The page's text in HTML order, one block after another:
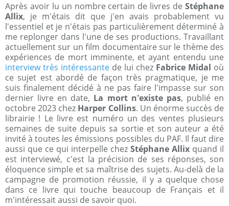
Après avoir lu un nombre certain de livres de Stéphane
Allix, je m'étais dit que j'en avais probablement vu
l'essentiel et je n'étais pas particulièrement déterminé à
me replonger dans l'une de ses productions. Travaillant
actuellement sur un film documentaire sur le thème des
expériences de mort imminente, et ayant entendu une
interview très intéressante de lui chez Fabrice Midal où
ce sujet est abordé de façon très pragmatique, je me
suis finalement décidé à ne pas faire l'impasse sur son
dernier livre en date, La mort n'existe pas, publié en
octobre 2023 chez Harper Collins. Un énorme succès de
librairie ! Le livre est numéro un des ventes plusieurs
semaines de suite depuis sa sortie et son auteur a été
invité à toutes les émissions possibles du PAF. Il faut dire
aussi que ce qui interpelle chez Stéphane Allix quand il
est interviewé, c'est la précision de ses réponses, son
éloquence simple et sa maîtrise des sujets. Au-delà de la
campagne de promotion réussie, il y a quelque chose
dans ce livre qui touche beaucoup de Français et il
m'intéressait aussi de savoir quoi.